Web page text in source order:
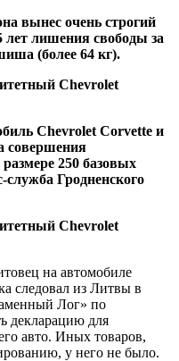
вынес очень строгий
лишения свободы за
(более 64 кг).
Chevrolet Corvette и
совершения
250 базовых
Гродненского
на автомобиле
следовал из Литвы в
Лог» по
декларацию для
авто. Иных товаров,
у него не было.